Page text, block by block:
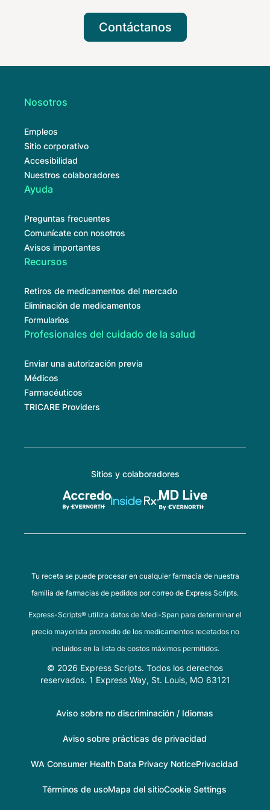
Contáctanos
Nosotros
Empleos
Sitio corporativo
Accesibilidad
Nuestros colaboradores
Ayuda
Preguntas frecuentes
Comunícate con nosotros
Avisos importantes
Recursos
Retiros de medicamentos del mercado
Eliminación de medicamentos
Formularios
Profesionales del cuidado de la salud
Enviar una autorización previa
Médicos
Farmacéuticos
TRICARE Providers
Sitios y colaboradores
Tu receta se puede procesar en cualquier farmacia de nuestra
familia de farmacias de pedidos por correo de Express Scripts.
Express-Scripts® utiliza datos de Medi-Span para determinar el
precio mayorista promedio de los medicamentos recetados no
incluidos en la lista de costos máximos permitidos.
© 2026 Express Scripts. Todos los derechos
reservados. 1 Express Way, St. Louis, MO 63121
Aviso sobre no discriminación / Idiomas
Aviso sobre prácticas de privacidad
WA Consumer Health Data Privacy NoticePrivacidad
Términos de usoMapa del sitioCookie Settings